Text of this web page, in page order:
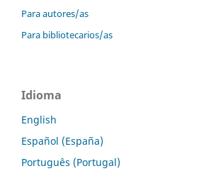
Para autores/as
Para bibliotecarios/as
Idioma
English
Español (España)
Português (Portugal)